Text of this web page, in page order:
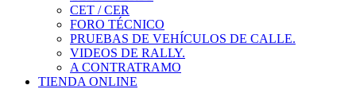
CET / CER
FORO TÉCNICO
PRUEBAS DE VEHÍCULOS DE CALLE.
VIDEOS DE RALLY.
A CONTRATRAMO
TIENDA ONLINE